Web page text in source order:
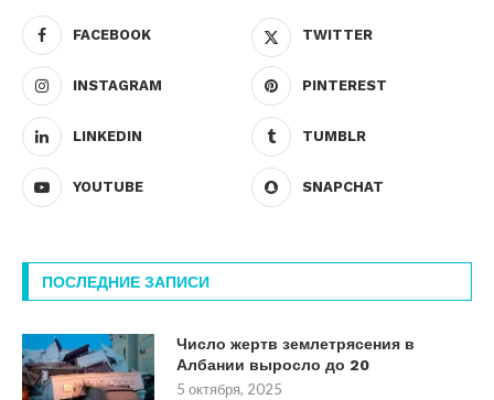
FACEBOOK TWITTER
INSTAGRAM PINTEREST
LINKEDIN TUMBLR
YOUTUBE SNAPCHAT
ПОСЛЕДНИЕ ЗАПИСИ
Число жертв землетрясения в
Албании выросло до 20
5 октября, 2025